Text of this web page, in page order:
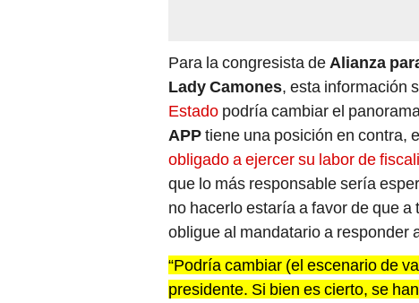
Para la congresista deAlianza
Lady Camones, esta información
Estado podría cambiar el
APPtiene una posición en contra,
obligado a ejercer su labor de
que lo más responsable sería
no hacerlo estaría a favor de que
obligue al mandatario a responder
“Podría cambiar (el escenario de
presidente. Si bien es cierto, se